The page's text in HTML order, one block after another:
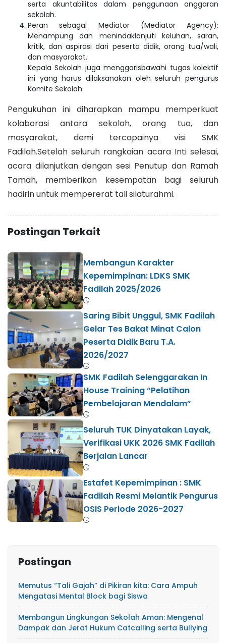
serta akuntabilitas dalam penggunaan anggaran
sekolah.
Peran sebagai Mediator (Mediator Agency):
Menampung dan menindaklanjuti keluhan, saran,
kritik, dan aspirasi dari peserta didik, orang tua/wali,
dan masyarakat.
Kepala Sekolah juga menggarisbawahi tugas kolektif
ini yang harus dilaksanakan oleh seluruh pengurus
Komite Sekolah.
Pengukuhan ini diharapkan mampu memperkuat
kolaborasi antara sekolah, orang tua, dan
masyarakat, demi tercapainya visi SMK
Fadilah.Setelah seluruh rangkaian acara Inti selesai,
acara dilanjutkan dengan sesi Penutup dan Ramah
Tamah, memberikan kesempatan bagi seluruh
hadirin untuk mempererat tali silaturahmi.
Postingan Terkait
Membangun Karakter
Kepemimpinan: LDKS SMK
Fadilah 2025/2026
Saring Bibit Unggul, SMK Fadilah
Gelar Tes Bakat Minat Calon
Peserta Didik Baru T.A.
2026/2027 ​
SMK Fadilah Selenggarakan In
House Training “Pelatihan
Pembelajaran Mendalam”
Seluruh TUK Dinyatakan Layak,
Verifikasi UKK 2026 SMK Fadilah
Berjalan Lancar
Estafet Kepemimpinan : SMK
Fadilah Resmi Melantik Pengurus
OSIS Periode 2026-2027
Postingan
Memutus “Tali Gajah” di Pikiran kita: Cara Ampuh
Mengatasi Mental Block bagi Siswa
​Membangun Lingkungan Sekolah Aman: Mengenal
Dampak dan Jerat Hukum Catcalling serta Bullying